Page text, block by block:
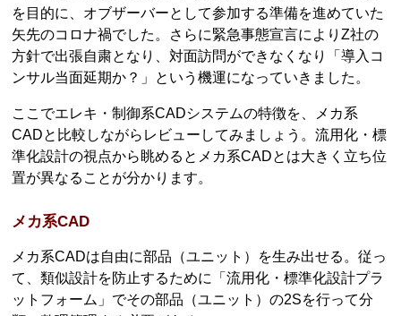
を目的に、オブザーバーとして参加する準備を進めていた
矢先のコロナ禍でした。さらに緊急事態宣言によりZ社の
方針で出張自粛となり、対面訪問ができなくなり「導入コ
ンサル当面延期か？」という機運になっていきました。
ここでエレキ・制御系CADシステムの特徴を、メカ系
CADと比較しながらレビューしてみましょう。流用化・標
準化設計の視点から眺めるとメカ系CADとは大きく立ち位
置が異なることが分かります。
メカ系CAD
メカ系CADは自由に部品（ユニット）を生み出せる。従っ
て、類似設計を防止するために「流用化・標準化設計プラ
ットフォーム」でその部品（ユニット）の2Sを行って分